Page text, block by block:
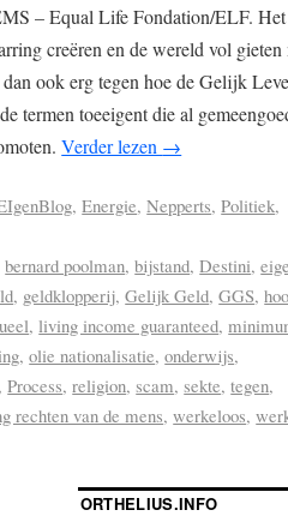
– Equal Life Fondation/ELF.
creëren en de wereld vol gieten
ook erg tegen hoe de Gelijk
termen toeeigent die al
Verder lezen →
,Energie,Nepperts,Politiek,
bernard poolman,bijstand,Destini,
, geldklopperij,Gelijk Geld,GGS,
,living income guaranteed,
,olie nationalisatie,onderwijs,
,Process,religion,scam,sekte,tegen,
rechten van de mens,werkeloos,
ORTHELIUS.INFO